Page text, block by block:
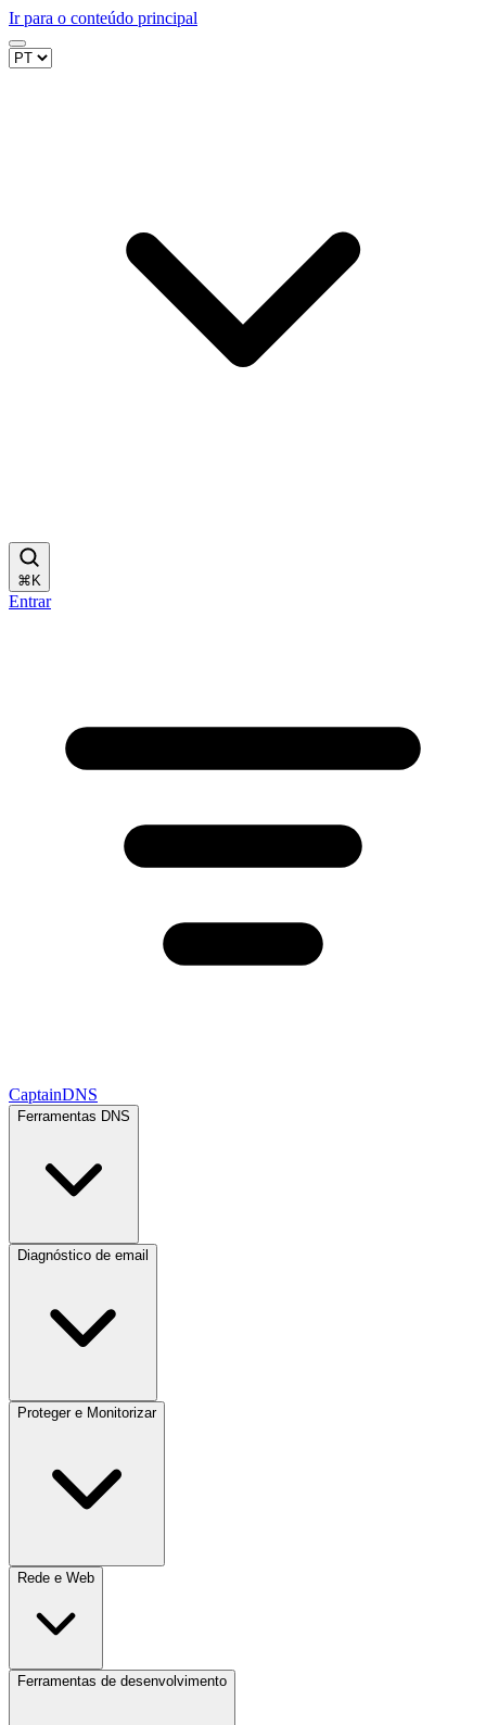
Ir para o conteúdo principal
⌘ K
Entrar
CaptainDNS
Ferramentas DNS
Diagnóstico de email
Proteger e Monitorizar
Rede e Web
Ferramentas de desenvolvimento